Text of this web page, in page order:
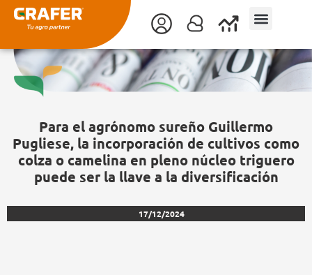
contenido
Para el agrónomo sureño Guillermo
Pugliese, la incorporación de cultivos como
colza o camelina en pleno núcleo triguero
puede ser la llave a la diversificación
17/12/2024